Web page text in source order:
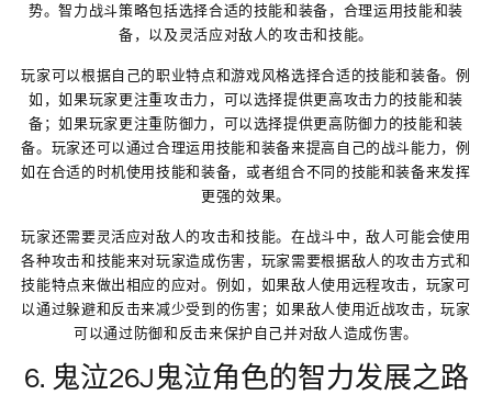
势。智力战斗策略包括选择合适的技能和装备，合理运用技能和装
备，以及灵活应对敌人的攻击和技能。
玩家可以根据自己的职业特点和游戏风格选择合适的技能和装备。例
如，如果玩家更注重攻击力，可以选择提供更高攻击力的技能和装
备；如果玩家更注重防御力，可以选择提供更高防御力的技能和装
备。玩家还可以通过合理运用技能和装备来提高自己的战斗能力，例
如在合适的时机使用技能和装备，或者组合不同的技能和装备来发挥
更强的效果。
玩家还需要灵活应对敌人的攻击和技能。在战斗中，敌人可能会使用
各种攻击和技能来对玩家造成伤害，玩家需要根据敌人的攻击方式和
技能特点来做出相应的应对。例如，如果敌人使用远程攻击，玩家可
以通过躲避和反击来减少受到的伤害；如果敌人使用近战攻击，玩家
可以通过防御和反击来保护自己并对敌人造成伤害。
6. 鬼泣26J鬼泣角色的智力发展之路